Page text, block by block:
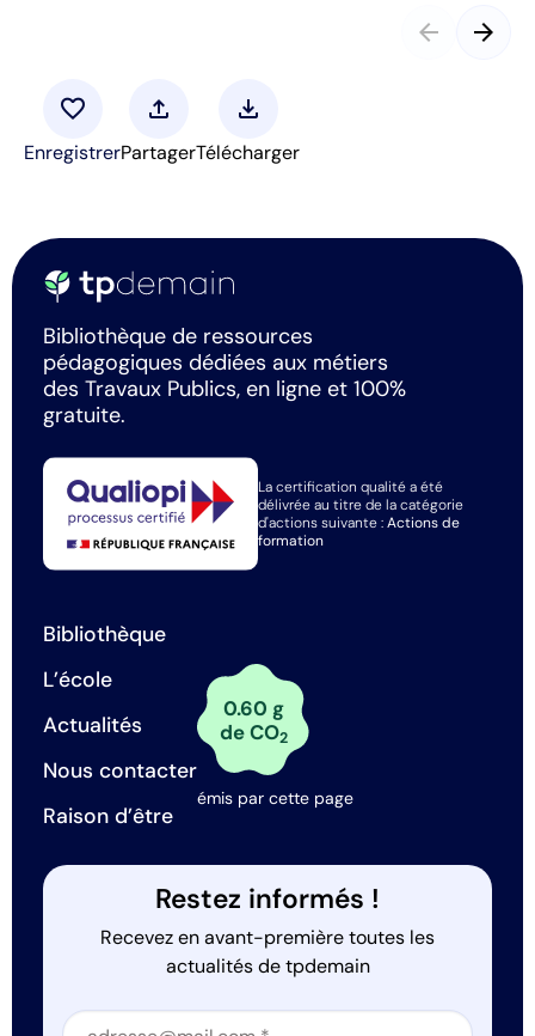
arrow_back arrow_forward
favorite
Enregistrer
upload
Partager
download
Télécharger
Bibliothèque de ressources
pédagogiques dédiées aux métiers
des Travaux Publics, en ligne et 100%
gratuite.
La certification qualité a été
délivrée au titre de la catégorie
d'actions suivante :Actions de
formation
Bibliothèque
L’école
Actualités
Nous contacter
Raison d’être
0.60 g
de CO2
émis par cette page
Restez informés !
Recevez en avant-première toutes les
actualités de tpdemain